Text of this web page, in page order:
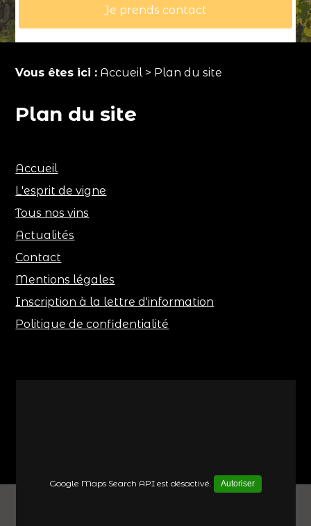
Je prends contact
Vous êtes ici : Accueil> Plan du site
Plan du site
Accueil
L'esprit de vigne
Tous nos vins
Actualités
Contact
Mentions légales
Inscription à la lettre d'information
Politique de confidentialité
Google Maps Search API est désactivé. Autoriser